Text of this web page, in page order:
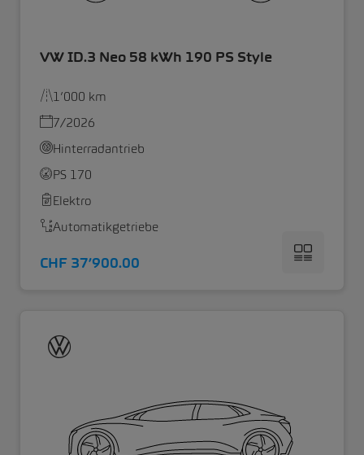
VW ID.3 Neo 58 kWh 190 PS Style
1’000 km
7/2026
Hinterradantrieb
PS 170
Elektro
Automatikgetriebe
CHF 37’900.00